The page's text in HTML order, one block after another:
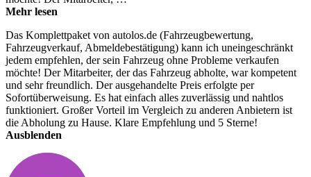
Mehr lesen
Das Komplettpaket von autolos.de (Fahrzeugbewertung,
Fahrzeugverkauf, Abmeldebestätigung) kann ich uneingeschränkt
jedem empfehlen, der sein Fahrzeug ohne Probleme verkaufen
möchte! Der Mitarbeiter, der das Fahrzeug abholte, war kompetent
und sehr freundlich. Der ausgehandelte Preis erfolgte per
Sofortüberweisung. Es hat einfach alles zuverlässig und nahtlos
funktioniert. Großer Vorteil im Vergleich zu anderen Anbietern ist
die Abholung zu Hause. Klare Empfehlung und 5 Sterne!
Ausblenden